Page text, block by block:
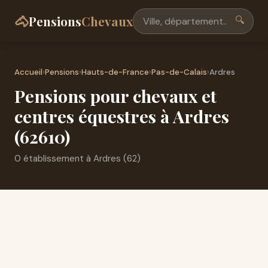
🐴PensionsChevaux 🔍
Accueil›Pensions›Hauts-de-France›Pas-de-Calais›Ardres
Pensions pour chevaux et
centres équestres à Ardres
(62610)
0 établissement à Ardres (62)